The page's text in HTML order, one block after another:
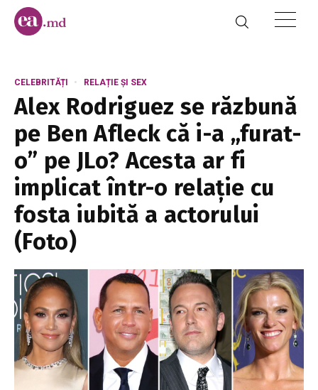
CELEBRITĂȚI RELAȚIE ȘI SEX
Alex Rodriguez se răzbună
pe Ben Afleck că i-a „furat-
o” pe JLo? Acesta ar fi
implicat într-o relație cu
fosta iubită a actorului
(Foto)